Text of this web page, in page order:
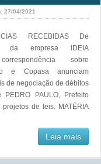
27/04/2021
RECEBIDAS De
da empresa IDEIA
sobre
e Copasa anunciam
de negociação de débitos
PAULO, Prefeito
de leis. MATÉRIA
Leia mais